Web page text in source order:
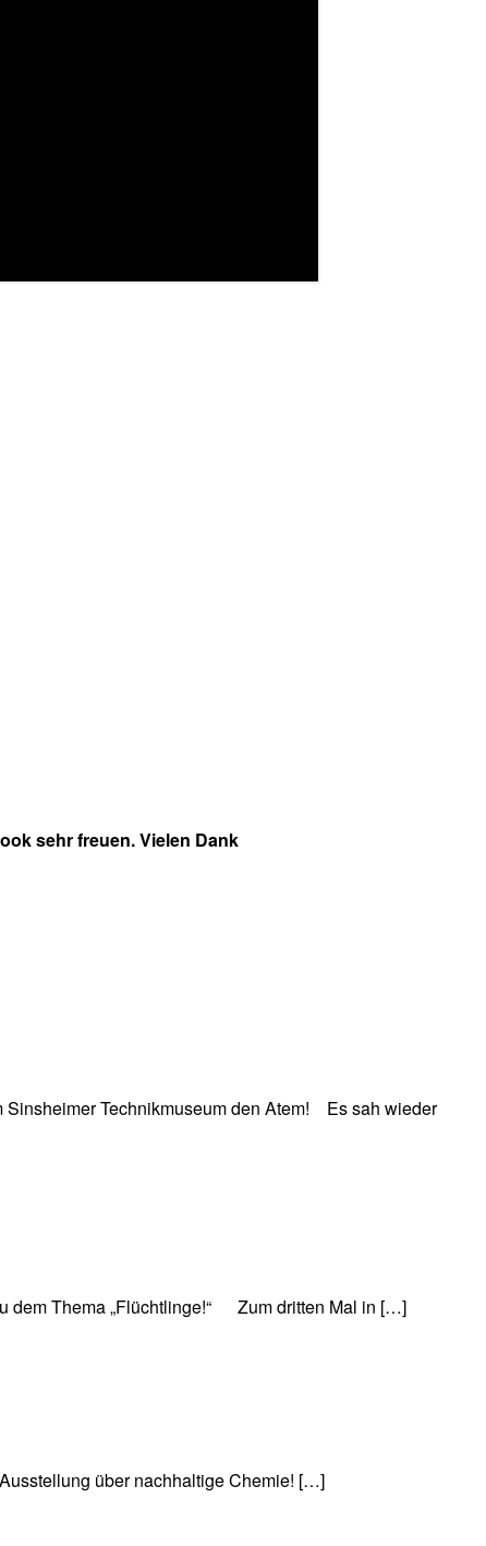
sehr freuen. Vielen Dank
Sinsheimer Technikmuseum den Atem! Es sah wieder
dem Thema „Flüchtlinge!“ Zum dritten Mal in […]
über nachhaltige Chemie! […]